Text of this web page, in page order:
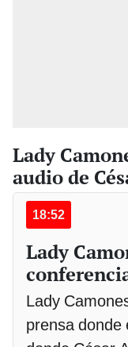
Lady
audio de
18:52
Lady
Lady
prensa donde